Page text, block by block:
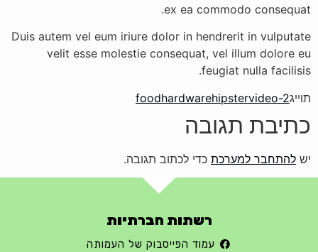
ex ea commodo consequat.
Duis autem vel eum iriure dolor in hendrerit in vulputate
velit esse molestie consequat, vel illum dolore eu
feugiat nulla facilisis.
תוייג
foodhardwarehipstervideo-2
כתיבת תגובה
יש להתחבר למערכת כדי לכתוב תגובה.
רשתות חברתיות
עמוד הפייסבוק של העמותה